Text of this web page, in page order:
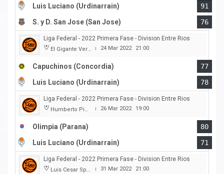
Luis Luciano (Urdinarrain)
91
S. y D. San Jose (San Jose)
76
Liga Federal - 2022 Primera Fase - Division Entre Rios
El Gigante Verde | 24 Mar 2022 21:00
Capuchinos (Concordia)
77
Luis Luciano (Urdinarrain)
78
Liga Federal - 2022 Primera Fase - Division Entre Rios
Humberto Pietranera | 26 Mar 2022 19:00
Olimpia (Parana)
80
Luis Luciano (Urdinarrain)
71
Liga Federal - 2022 Primera Fase - Division Entre Rios
Luis Cesar Spiazzi | 31 Mar 2022 21:00